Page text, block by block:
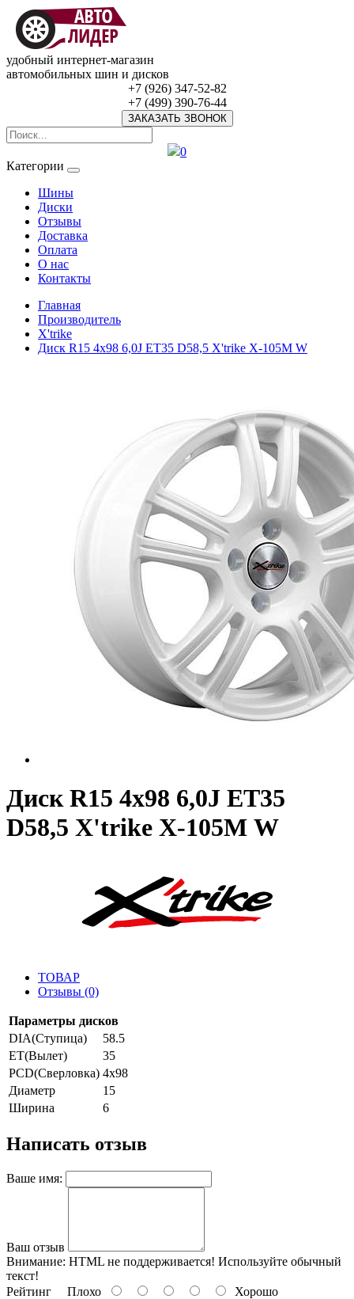
удобный интернет-магазин
автомобильных шин и дисков
+7 (926) 347-52-82
+7 (499) 390-76-44
ЗАКАЗАТЬ ЗВОНОК
0
Категории
Шины
Диски
Отзывы
Доставка
Оплата
О нас
Контакты
Главная
Производитель
X'trike
Диск R15 4x98 6,0J ET35 D58,5 X'trike X-105М W
Диск R15 4x98 6,0J ET35
D58,5 X'trike X-105М W
ТОВАР
Отзывы (0)
Параметры дисков
DIA(Ступица)
58.5
ET(Вылет)
35
PCD(Сверловка) 4x98
Диаметр
15
Ширина
6
Написать отзыв
Ваше имя:
Ваш отзыв
Внимание: HTML не поддерживается! Используйте обычный
текст!
Рейтинг Плохо Хорошо